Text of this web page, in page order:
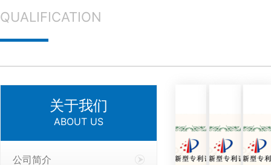
QUALIFICATION
关于我们
ABOUT US
公司简介